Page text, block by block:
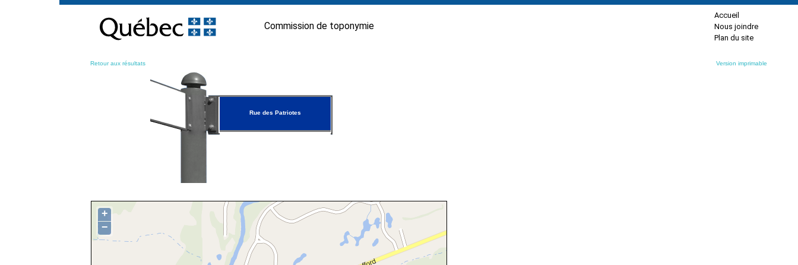
contenu
Commission de toponymie
Accueil
Nous joindre
Plan du site
Retour aux résultats Version imprimable
Rue des Patriotes
+
−